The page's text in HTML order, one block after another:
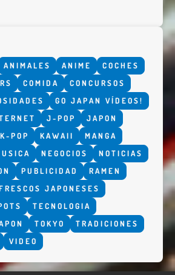
ANIMALES ANIME
COCHES
COMIDA
CONCURSOS
GO JAPAN VÍDEOS!
J-POP
JAPON
K-POP KAWAII
MANGA
NEGOCIOS
NOTICIAS
PUBLICIDAD
RAMEN
JAPONESES
TECNOLOGIA
TOKYO
TRADICIONES
VIDEO